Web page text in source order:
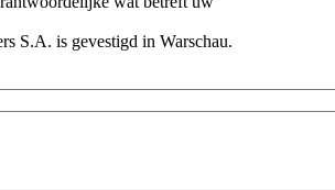
S.A. is gevestigd in Warschau.